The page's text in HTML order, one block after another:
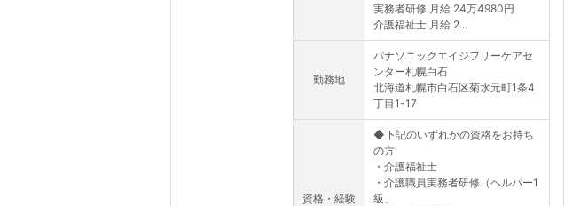
実務者研修 月給 24万4980円
介護福祉士 月給 2...
勤務地
パナソニックエイジフリーケアセ
ンター札幌白石
北海道札幌市白石区菊水元町1条4
丁目1-17
資格・経験
◆下記のいずれかの資格をお持ち
の方
・介護福祉士
・介護職員実務者研修（ヘルパー1
級、